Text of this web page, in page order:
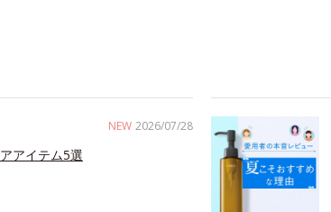
NEW 2026/07/28
アイテム5選